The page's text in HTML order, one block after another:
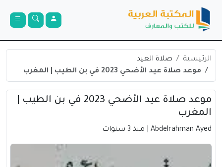
الرئيسية
صلاة العيد
موعد صلاة عيد الأضحي 2023 في بن الطيب | المغرب
موعد صلاة عيد الأضحي 2023 في بن الطيب |
المغرب
Abdelrahman Ayed | منذ 3 سنوات